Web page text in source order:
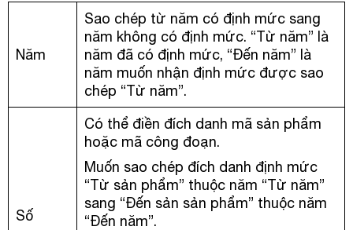
Năm
Sao chép từ năm có định mức sang
năm không có định mức. “Từ năm” là
năm đã có định mức, “Đến năm” là
năm muốn nhận định mức được sao
chép “Từ năm”.
Số
Có thể điền đích danh mã sản phẩm
hoặc mã công đoạn.
Muốn sao chép đích danh định mức
“Từ sản phẩm” thuộc năm “Từ năm”
sang “Đến sản sản phẩm” thuộc năm
“Đến năm”.